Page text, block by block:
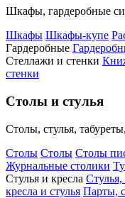
Шкафы, гардеробные
Шкафы Шкафы-купе
Гардеробные
Стеллажи и стенки
стенки
Столы и стулья
Столы, стулья,
Столы Столы Столы
Журнальные столики
Стулья и кресла Стулья,
кресла и стулья Парты,